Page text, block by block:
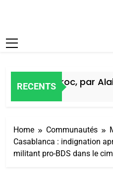
RECENTS
du Maroc, par
Home Communautés
Casablanca : indignation
militant pro-BDS dans le